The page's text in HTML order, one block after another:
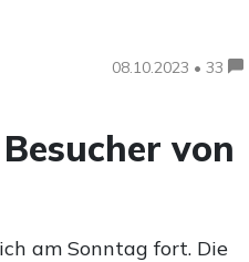
08.10.2023 • 33
von
am Sonntag fort. Die